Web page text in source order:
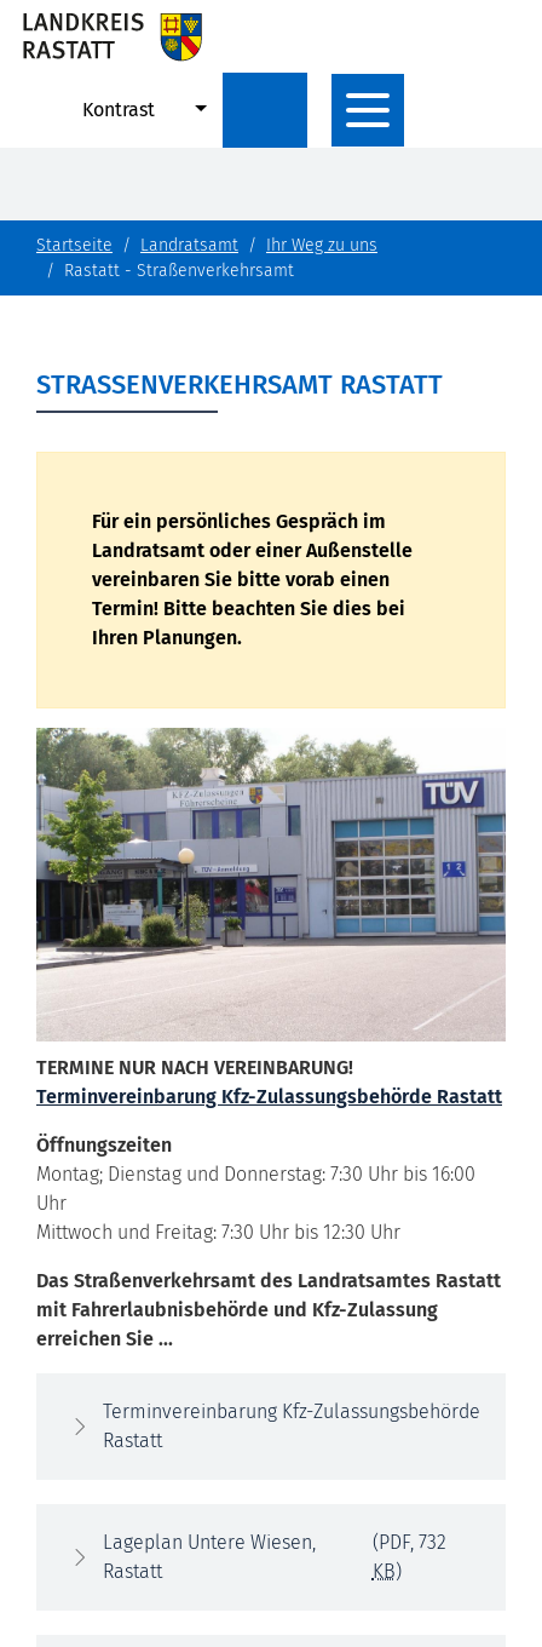
Kontrast
Startseite Landratsamt
Ihr Weg zu uns
Rastatt - Straßenverkehrsamt
STRASSENVERKEHRSAMT RASTATT
Für ein persönliches Gespräch im
Landratsamt oder einer Außenstelle
vereinbaren Sie bitte vorab einen
Termin! Bitte beachten Sie dies bei
Ihren Planungen.
TERMINE NUR NACH VEREINBARUNG!
Terminvereinbarung Kfz-Zulassungsbehörde Rastatt
Öffnungszeiten
Montag; Dienstag und Donnerstag: 7:30 Uhr bis 16:00
Uhr
Mittwoch und Freitag: 7:30 Uhr bis 12:30 Uhr
Das Straßenverkehrsamt des Landratsamtes Rastatt
mit Fahrerlaubnisbehörde und Kfz-Zulassung
erreichen Sie ...
Terminvereinbarung Kfz-Zulassungsbehörde
Rastatt
Lageplan Untere Wiesen,
Rastatt
(PDF, 732
KB)